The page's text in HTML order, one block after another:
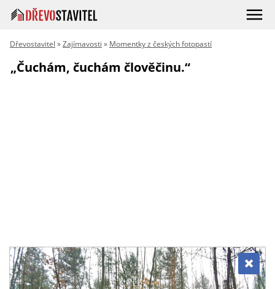
Dřevostavitel »Zajímavosti » Momentky z českých fotopastí
„Čuchám, čuchám člověčinu.“